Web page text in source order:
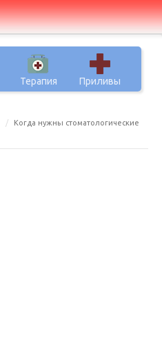
Терапия Приливы
Когда нужны стоматологические